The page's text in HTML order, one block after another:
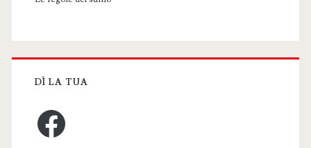
DÌ LA TUA
Facebook